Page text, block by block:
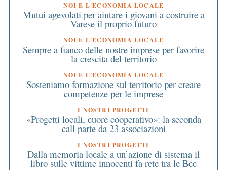
NOI E L'ECONOMIA LOCALE
Mutui agevolati per aiutare i giovani a costruire a
Varese il proprio futuro
NOI E L'ECONOMIA LOCALE
Sempre a fianco delle nostre imprese per favorire
la crescita del territorio
NOI E L'ECONOMIA LOCALE
Sosteniamo formazione sul territorio per creare
competenze per le imprese
I NOSTRI PROGETTI
«Progetti locali, cuore cooperativo»: la seconda
call parte da 23 associazioni
I NOSTRI PROGETTI
Dalla memoria locale a un’azione di sistema il
libro sulle vittime innocenti fa rete tra le Bcc